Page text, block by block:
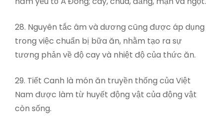
28. Nguyên tắc âm và dương cũng được áp dụng
trong việc chuẩn bị bữa ăn, nhằm tạo ra sự
tương phản về độ cay và nhiệt độ của thức ăn.
29. Tiết Canh là món ăn truyền thống của Việt
Nam được làm từ huyết động vật của động vật
còn sống.